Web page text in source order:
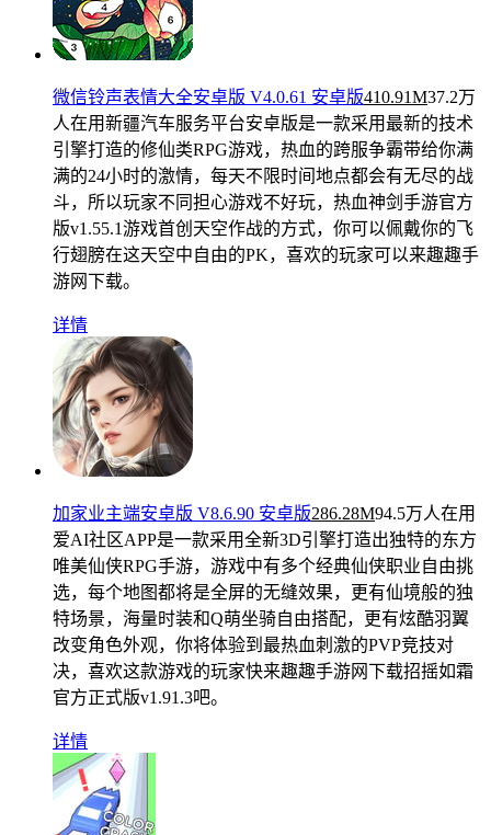
微信铃声表情大全安卓版 V4.0.61 安卓版410.91M37.2万
人在用新疆汽车服务平台安卓版是一款采用最新的技术
引擎打造的修仙类RPG游戏，热血的跨服争霸带给你满
满的24小时的激情，每天不限时间地点都会有无尽的战
斗，所以玩家不同担心游戏不好玩，热血神剑手游官方
版v1.55.1游戏首创天空作战的方式，你可以佩戴你的飞
行翅膀在这天空中自由的PK，喜欢的玩家可以来趣趣手
游网下载。
详情
加家业主端安卓版 V8.6.90 安卓版286.28M94.5万人在用
爱AI社区APP是一款采用全新3D引擎打造出独特的东方
唯美仙侠RPG手游，游戏中有多个经典仙侠职业自由挑
选，每个地图都将是全屏的无缝效果，更有仙境般的独
特场景，海量时装和Q萌坐骑自由搭配，更有炫酷羽翼
改变角色外观，你将体验到最热血刺激的PVP竞技对
决，喜欢这款游戏的玩家快来趣趣手游网下载招摇如霜
官方正式版v1.91.3吧。
详情